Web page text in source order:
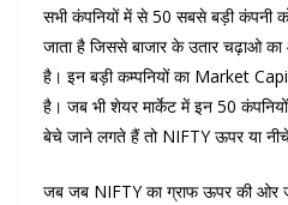
सभी कंपनियों में से 50 सबसे बड़ी कंपनी
जाता है जिससे बाजार के उतार चढ़ाओ
है। इन बड़ी कम्पनियों का Market
है। जब भी शेयर मार्केट में इन 50
बेचे जाने लगते हैं तो NIFTY ऊपर या
जब जब NIFTY का ग्राफ ऊपर की ओर